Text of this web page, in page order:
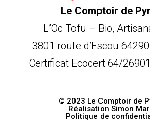
Le Comptoir de
L’Oc Tofu – Bio,
3801 route d’Escou
Certificat Ecocert 64/
© 2023 Le Comptoir de
Réalisation Simon
Politique de